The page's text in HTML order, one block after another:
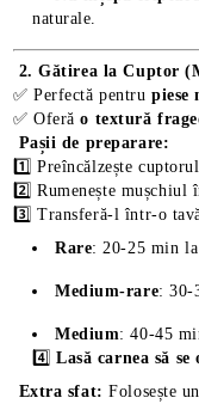
naturale.
2. Gătirea la Cuptor
✅ Perfectă pentrupiese
✅ Oferăo textură
Pașii de preparare:
1️⃣ Preîncălzește
2️⃣ Rumenește
3️⃣ Transferă-l într-o
Rare: 20-25 min la
Medium-rare: 30-
Medium: 40-45
4️⃣Lasă carnea să
Extra sfat: Folosește un